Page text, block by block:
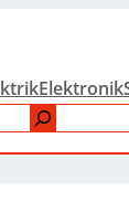
Elektronik